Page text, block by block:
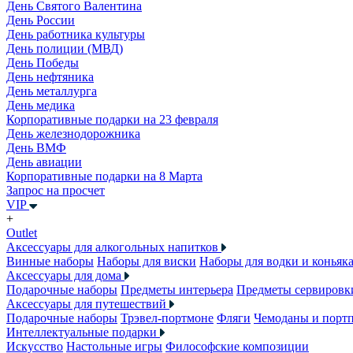
День Святого Валентина
День России
День работника культуры
День полиции (МВД)
День Победы
День нефтяника
День металлурга
День медика
Корпоративные подарки на 23 февраля
День железнодорожника
День ВМФ
День авиации
Корпоративные подарки на 8 Марта
Запрос на просчет
VIP
+
Outlet
Аксессуары для алкогольных напитков
Винные наборы Наборы для виски Наборы для водки и коньяка
Аксессуары для дома
Подарочные наборы Предметы интерьера Предметы
Аксессуары для путешествий
Подарочные наборы Трэвел-портмоне Фляги Чемоданы и
Интеллектуальные подарки
Искусство Настольные игры Философские композиции